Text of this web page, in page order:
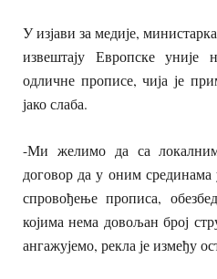
У изјави за медије,
извештају Европске
одличне прописе, чија је
јако слаба.
-Ми желимо да са
договор да у оним срединама
спровођење прописа,
којима нема довољан број
ангажујемо, рекла је између